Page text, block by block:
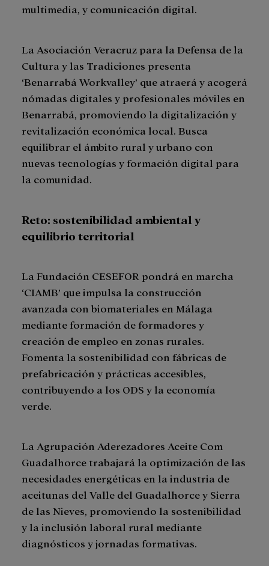
multimedia, y comunicación digital.
La Asociación Veracruz para la Defensa de la
Cultura y las Tradiciones presenta
‘Benarrabá Workvalley’ que atraerá y acogerá
nómadas digitales y profesionales móviles en
Benarrabá, promoviendo la digitalización y
revitalización económica local. Busca
equilibrar el ámbito rural y urbano con
nuevas tecnologías y formación digital para
la comunidad.
Reto: sostenibilidad ambiental y
equilibrio territorial
La Fundación CESEFOR pondrá en marcha
‘CIAMB’ que impulsa la construcción
avanzada con biomateriales en Málaga
mediante formación de formadores y
creación de empleo en zonas rurales.
Fomenta la sostenibilidad con fábricas de
prefabricación y prácticas accesibles,
contribuyendo a los ODS y la economía
verde.
La Agrupación Aderezadores Aceite Com
Guadalhorce trabajará la optimización de las
necesidades energéticas en la industria de
aceitunas del Valle del Guadalhorce y Sierra
de las Nieves, promoviendo la sostenibilidad
y la inclusión laboral rural mediante
diagnósticos y jornadas formativas.